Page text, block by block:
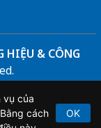
HIỆU & CÔNG
Công luận. Cấm
sự chấp thuận
vụ của
cách
OK